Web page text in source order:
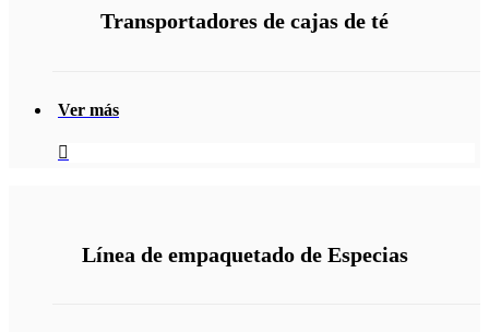
Transportadores de cajas de té
Ver más
Línea de empaquetado de Especias